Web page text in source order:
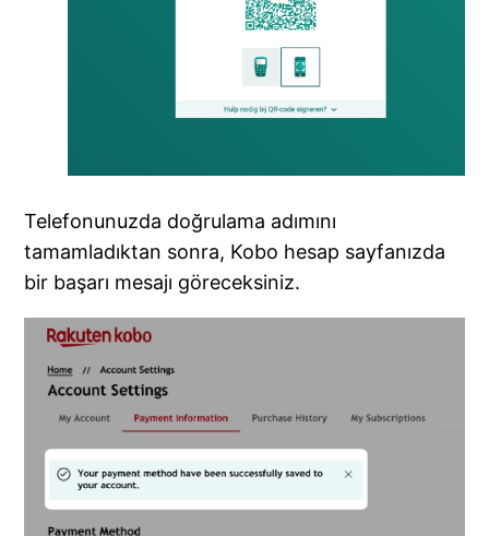
Telefonunuzda doğrulama adımını
tamamladıktan sonra, Kobo hesap sayfanızda
bir başarı mesajı göreceksiniz.